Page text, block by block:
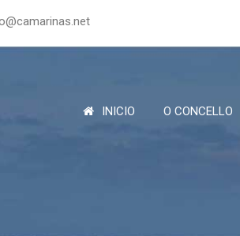
INICIO O CONCELLO